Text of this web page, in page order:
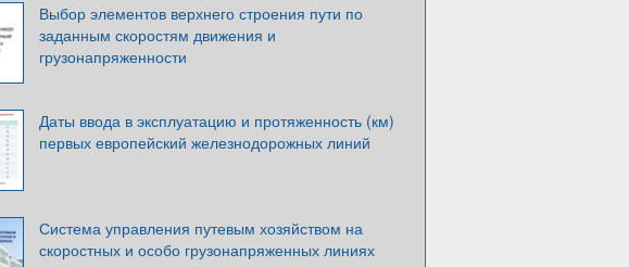
Выбор элементов верхнего строения пути по
заданным скоростям движения и
грузонапряженности
Даты ввода в эксплуатацию и протяженность (км)
первых европейский железнодорожных линий
Система управления путевым хозяйством на
скоростных и особо грузонапряженных линиях